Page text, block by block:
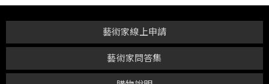
藝術家問答集
藝術家線上申請